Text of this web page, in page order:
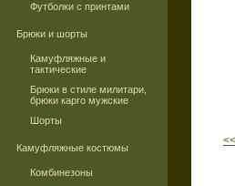
Футболки с принтами
Брюки и шорты
Камуфляжные и
тактические
Брюки в стиле милитари,
брюки карго мужские
Шорты
Камуфляжные костюмы
Комбинезоны